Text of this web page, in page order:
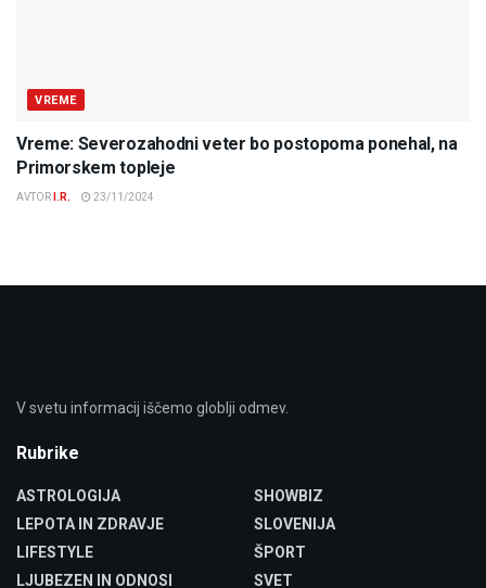
VREME
Vreme: Severozahodni veter bo postopoma ponehal, na
Primorskem topleje
AVTOR I.R. 23/11/2024
V svetu informacij iščemo globlji odmev.
Rubrike
ASTROLOGIJA
LEPOTA IN ZDRAVJE
LIFESTYLE
LJUBEZEN IN ODNOSI
SHOWBIZ
SLOVENIJA
ŠPORT
SVET